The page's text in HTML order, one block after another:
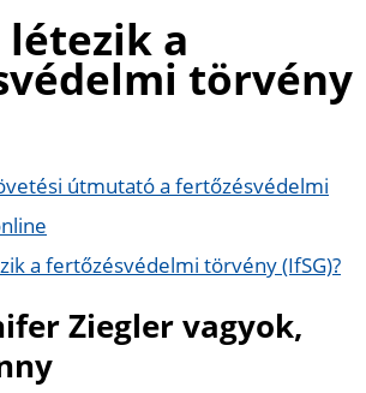
a
törvény
útmutató a fertőzésvédelmi
a fertőzésvédelmi törvény (IfSG)?
Ziegler vagyok,